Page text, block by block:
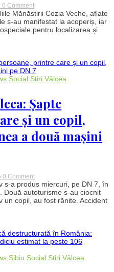
impact
frontal
cu
un
0 Commenton
Incendiu
la
chiliile
Mănăstirii
restricționat
pe
DN
7
Mănăstirii Cozia Veche, aflate
s-au manifestat la acoperiș, iar
pentru localizarea și
Social Stiri Vâlcea
Șapte
și un copil,
a două mașini
0 Commenton
Accident
grav
Vâlcea:
care
și
copil,
rănite
s-a produs miercuri, pe DN 7, în
Două autoturisme s-au ciocnit
un copil, au fost rănite. Accident
Sibiu Social Stiri Vâlcea